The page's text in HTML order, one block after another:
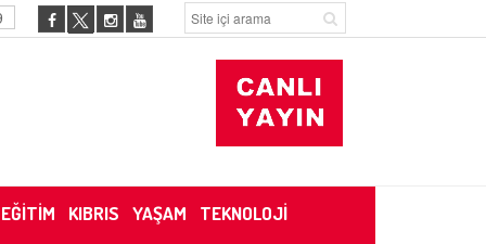
EĞİTİM KIBRIS YAŞAM TEKNOLOJİ